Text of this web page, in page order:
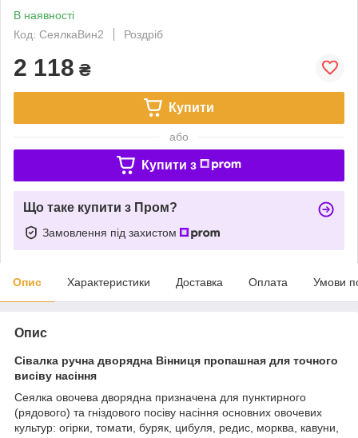
В наявності
Код: СеялкаВин2
Роздріб
2 118 ₴
Купити
або
Купити з
Що таке купити з Пром?
Замовлення під захистом
Опис Характеристики Доставка Оплата Умови
Опис
Сівалка ручна дворядна Вінниця пропашная для точного
висіву насіння
Сеялка овочева дворядна призначена для пунктирного
(рядового) та гніздового посіву насіння основних овочевих
культур: огірки, томати, буряк, цибуля, редис, морква, кавуни,